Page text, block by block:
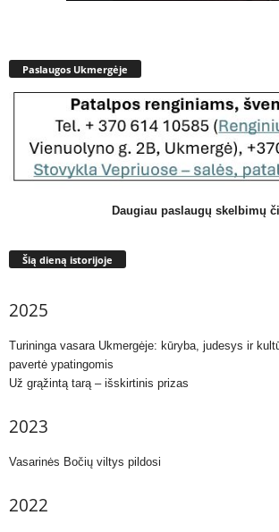
Paslaugos Ukmergėje
Daugiau paslaugų skelbimų
Šią dieną istorijoje
2025
Turininga vasara Ukmergėje: kūryba, judesys ir
pavertė ypatingomis
Už grąžintą tarą – išskirtinis prizas
2023
Vasarinės Bočių viltys pildosi
2022